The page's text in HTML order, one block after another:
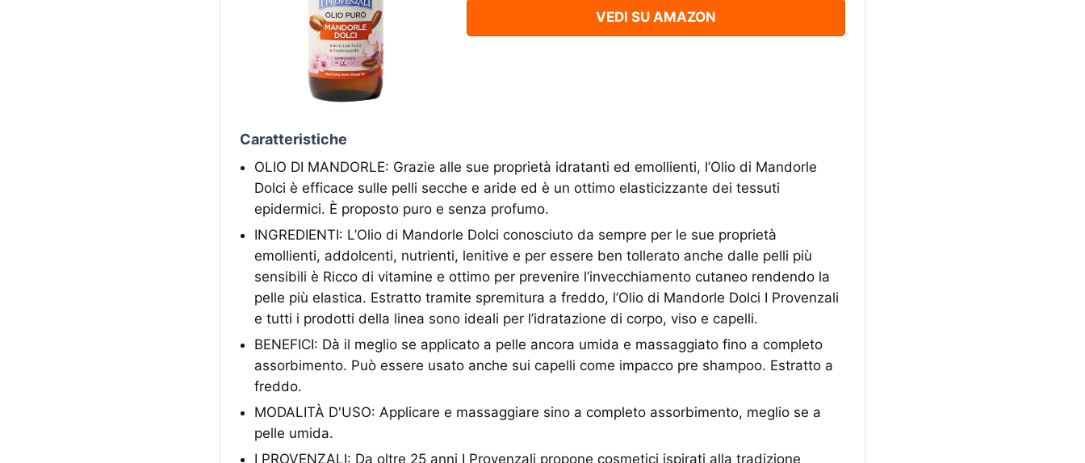
VEDI SU AMAZON
Caratteristiche
OLIO DI MANDORLE: Grazie alle sue proprietà idratanti ed emollienti, l’Olio di Mandorle
Dolci è efficace sulle pelli secche e aride ed è un ottimo elasticizzante dei tessuti
epidermici. È proposto puro e senza profumo.
INGREDIENTI: L’Olio di Mandorle Dolci conosciuto da sempre per le sue proprietà
emollienti, addolcenti, nutrienti, lenitive e per essere ben tollerato anche dalle pelli più
sensibili è Ricco di vitamine e ottimo per prevenire l’invecchiamento cutaneo rendendo la
pelle più elastica. Estratto tramite spremitura a freddo, l’Olio di Mandorle Dolci I Provenzali
e tutti i prodotti della linea sono ideali per l’idratazione di corpo, viso e capelli.
BENEFICI: Dà il meglio se applicato a pelle ancora umida e massaggiato fino a completo
assorbimento. Può essere usato anche sui capelli come impacco pre shampoo. Estratto a
freddo.
MODALITÀ D'USO: Applicare e massaggiare sino a completo assorbimento, meglio se a
pelle umida.
I PROVENZALI: Da oltre 25 anni I Provenzali propone cosmetici ispirati alla tradizione